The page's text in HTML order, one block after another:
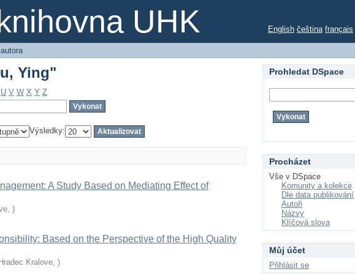
UHK
Ying"
English čeština français
Ying"
U V W X Y Z
Výsledky:
A Study Based on Mediating Effect of
, )
Based on the Perspective of the High Quality
Kralove, )
Prohledat DSpace
Procházet
Vše v DSpace
Komunity a kolekce
Dle data publikování
Autoři
Názvy
Klíčová slova
Můj účet
Přihlásit se